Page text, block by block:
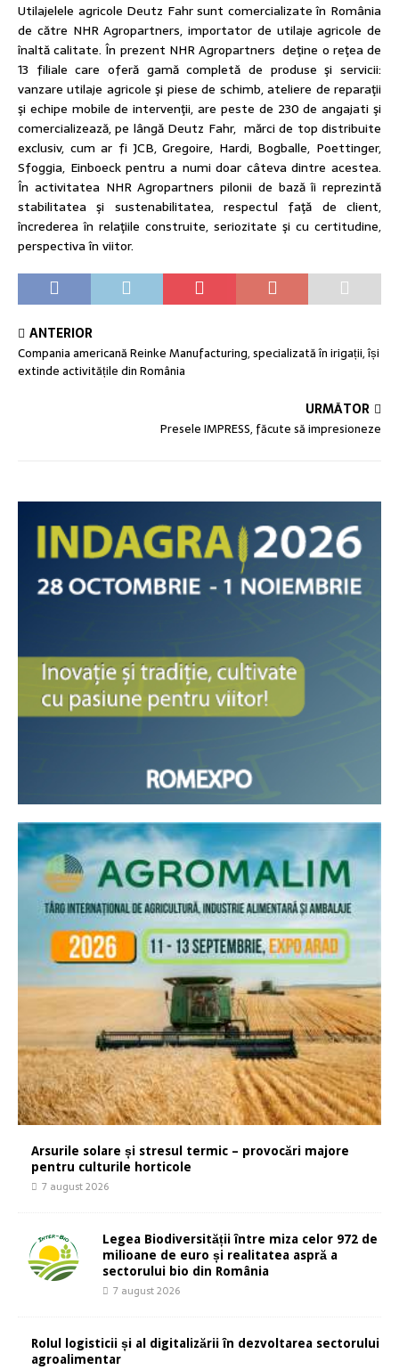
Utilajelele agricole Deutz Fahr sunt comercializate în România
de către NHR Agropartners, importator de utilaje agricole de
înaltă calitate. În prezent NHR Agropartners deţine o reţea de
13 filiale care oferă gamă completă de produse şi servicii:
vanzare utilaje agricole şi piese de schimb, ateliere de reparaţii
şi echipe mobile de intervenţii, are peste de 230 de angajati şi
comercializează, pe lângă Deutz Fahr, mărci de top distribuite
exclusiv, cum ar fi JCB, Gregoire, Hardi, Bogballe, Poettinger,
Sfoggia, Einboeck pentru a numi doar câteva dintre acestea.
În activitatea NHR Agropartners pilonii de bază îi reprezintă
stabilitatea şi sustenabilitatea, respectul faţă de client,
încrederea în relaţiile construite, seriozitate şi cu certitudine,
perspectiva în viitor.
ANTERIOR
Compania americană Reinke Manufacturing, specializată în irigații, își
extinde activitățile din România
URMĂTOR
Presele IMPRESS, făcute să impresioneze
Arsurile solare și stresul termic – provocări majore
pentru culturile horticole
7 august 2026
Legea Biodiversității între miza celor 972 de
milioane de euro și realitatea aspră a
sectorului bio din România
7 august 2026
Rolul logisticii și al digitalizării în dezvoltarea sectorului
agroalimentar